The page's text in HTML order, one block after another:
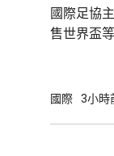
國際足協
售世界盃
歉；國際
國際 3小時